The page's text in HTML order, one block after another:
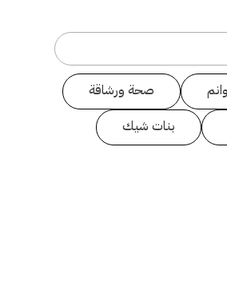
صحة ورشاقة
بنات شيك